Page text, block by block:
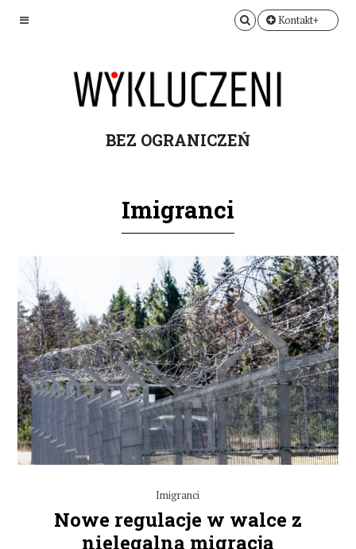
Kontakt+
BEZ OGRANICZEŃ
Imigranci
Imigranci
Nowe regulacje w walce z
nielegalną migracją